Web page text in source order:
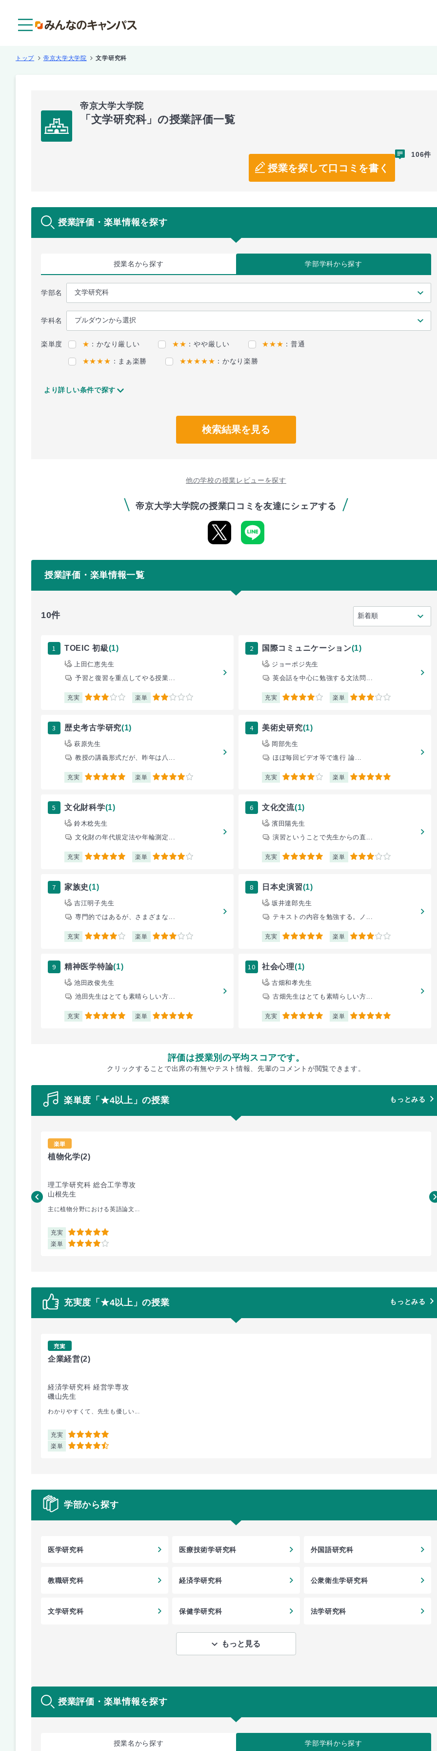
トップ 帝京大学大学院 文学研究科
帝京大学大学院
「文学研究科」の授業評価一覧
授業を探して口コミを書く
106件
授業評価・楽単情報を探す
授業名から探す 学部学科から探す
学部名
学科名
楽単度 ★ ：かなり厳しい ★★ ：やや厳しい ★★★ ：普通
★★★★ ：まぁ楽勝 ★★★★★ ：かなり楽勝
より詳しい条件で探す
検索結果を見る
他の学校の授業レビューを探す
帝京大学大学院の授業口コミを友達にシェアする
授業評価・楽単情報一覧
10件
1 TOEIC 初級(1)
上田仁恵先生
予習と復習を重点してやる授業...
充実 3 楽単 2
2 国際コミュニケーション(1)
ジョーポジ先生
英会話を中心に勉強する文法問...
充実 4 楽単 3
3 歴史考古学研究(1)
萩原先生
教授の講義形式だが、昨年は八...
充実 5 楽単 4
4 美術史研究(1)
岡部先生
ほぼ毎回ビデオ等で進行 論...
充実 4 楽単 5
5 文化財科学(1)
鈴木稔先生
文化財の年代規定法や年輪測定...
充実 5 楽単 4
6 文化交流(1)
濱田陽先生
演習ということで先生からの直...
充実 5 楽単 3
7 家族史(1)
吉江明子先生
専門的ではあるが、さまざまな...
充実 4 楽単 3
8 日本史演習(1)
坂井達郎先生
テキストの内容を勉強する。ノ...
充実 5 楽単 3
9 精神医学特論(1)
池田政俊先生
池田先生はとても素晴らしい方...
充実 5 楽単 5
10 社会心理(1)
古畑和孝先生
古畑先生はとても素晴らしい方...
充実 5 楽単 5
評価は授業別の平均スコアです。
クリックすることで出席の有無やテスト情報、先輩のコメントが閲覧できます。
楽単度「★4以上」の授業 もっとみる
楽単
植物化学(2)
理工学研究科 総合工学専攻
山根先生
主に植物分野における英語論文...
充実 5
楽単 4
充実度「★4以上」の授業 もっとみる
充実
企業経営(2)
経済学研究科 経営学専攻
磯山先生
わかりやすくて、先生も優しい...
充実 5
楽単 4.5
学部から探す
医学研究科 医療技術学研究科 外国語研究科
教職研究科 経済学研究科 公衆衛生学研究科
文学研究科 保健学研究科 法学研究科
もっと見る
授業評価・楽単情報を探す
授業名から探す 学部学科から探す